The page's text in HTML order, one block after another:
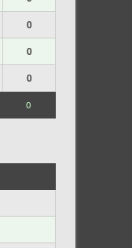
0
0
0
0